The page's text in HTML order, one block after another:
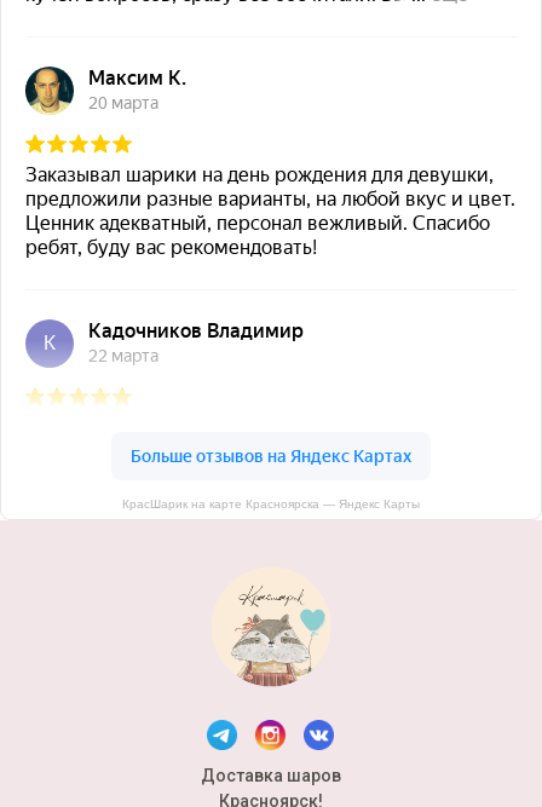
КрасШарик на карте Красноярска — Яндекс Карты
Доставка шаров
Красноярск!